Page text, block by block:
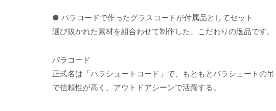
● パラコードで作ったグラスコードが付属品としてセット
選び抜かれた素材を組合わせて制作した、こだわりの逸品です。
パラコード
正式名は「パラシュートコード」で、もともとパラシュートの
で信頼性が高く、アウトドアシーンで活躍する。